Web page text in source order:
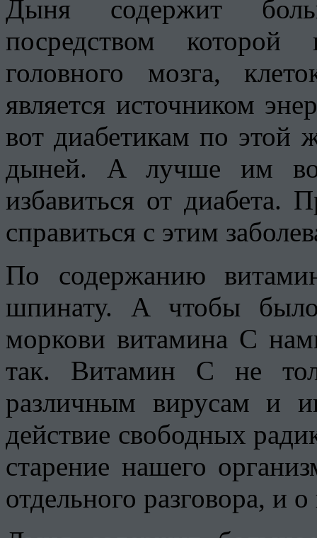
Дыня содержит
посредством которой
головного мозга,
является источником
вот диабетикам по этой
дыней. А лучше им
избавиться от диабета.
справиться с этим
По содержанию
шпинату. А чтобы
моркови витамина С
так. Витамин С не
различным вирусам и
действие свободных
старение нашего
отдельного разговора, и